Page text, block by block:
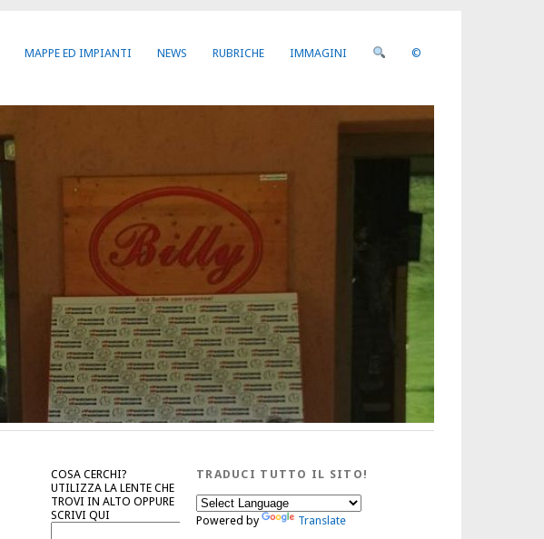
MAPPE ED IMPIANTI NEWS RUBRICHE IMMAGINI ©
COSA CERCHI?
UTILIZZA LA LENTE CHE
TROVI IN ALTO OPPURE
SCRIVI QUI
Cerca
TRADUCI TUTTO IL SITO!
Powered by Translate